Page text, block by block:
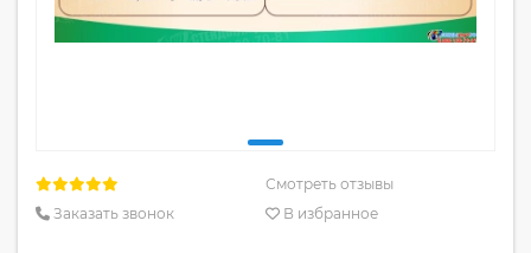
Смотреть отзывы
Заказать звонок
В избранное